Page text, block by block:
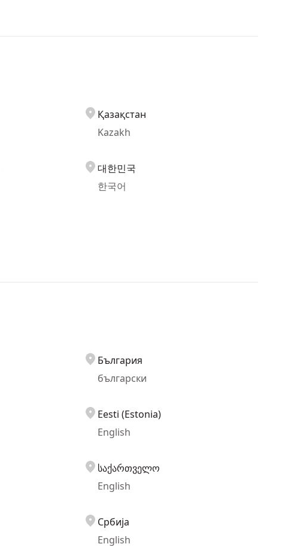
Қазақстан
Kazakh
대한민국
한국어
България
български
Eesti (Estonia)
English
საქართველო
English
Србија
English